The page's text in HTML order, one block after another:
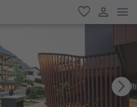
favoriti
user link